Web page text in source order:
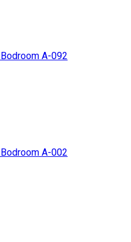
A-092
A-002